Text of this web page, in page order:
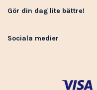
Gör din dag lite bättre!
Sociala medier